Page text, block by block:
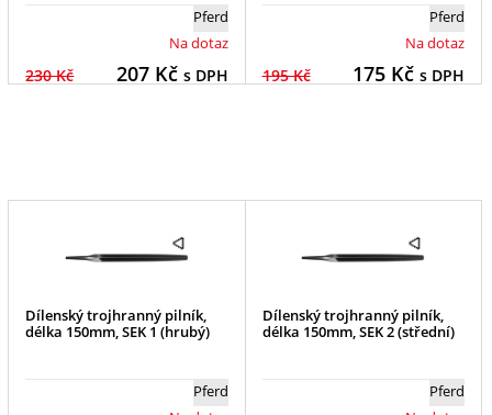
Pferd
Na dotaz
230 Kč 207Kč s DPH
Pferd
Na dotaz
195 Kč 175Kč s DPH
Dílenský trojhranný pilník,
délka 150mm, SEK 1 (hrubý)
Pferd
Dílenský trojhranný pilník,
délka 150mm, SEK 2 (střední)
Pferd